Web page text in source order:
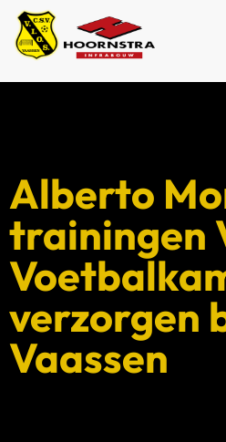
Alberto
trainingen
verzorgen
Vaassen